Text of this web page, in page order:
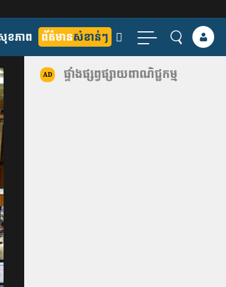
ខភាព ព័ត៌មានសំខាន់ៗ
AD ផ្ទាំងផ្សព្វផ្សាយពាណិជ្ជកម្ម